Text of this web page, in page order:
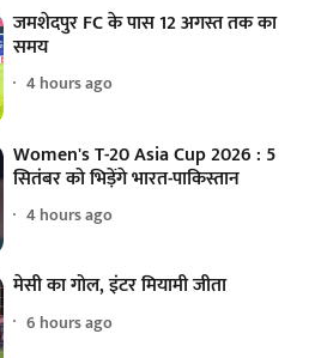
जमशेदपुर FC के पास 12 अगस्त तक का
समय
4 hours ago
Women's T-20 Asia Cup 2026 : 5
सितंबर को भिड़ेंगे भारत-पाकिस्तान
4 hours ago
मेसी का गोल, इंटर मियामी जीता
6 hours ago